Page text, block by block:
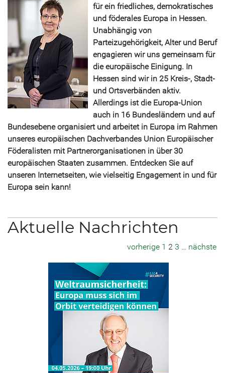
für ein friedliches, demokratisches
und föderales Europa in Hessen.
Unabhängig von
Parteizugehörigkeit, Alter und Beruf
engagieren wir uns gemeinsam für
die europäische Einigung. In
Hessen sind wir in 25 Kreis-, Stadt-
und Ortsverbänden aktiv.
Allerdings ist die Europa-Union
auch in 16 Bundesländern und auf
Bundesebene organisiert und arbeitet in Europa im Rahmen
unseres europäischen Dachverbandes Union Europäischer
Föderalisten mit Partnerorganisationen in über 30
europäischen Staaten zusammen. Entdecken Sie auf
unseren Internetseiten, wie vielseitig Engagement in und für
Europa sein kann!
Aktuelle Nachrichten
vorherige 1 2 3 … nächste